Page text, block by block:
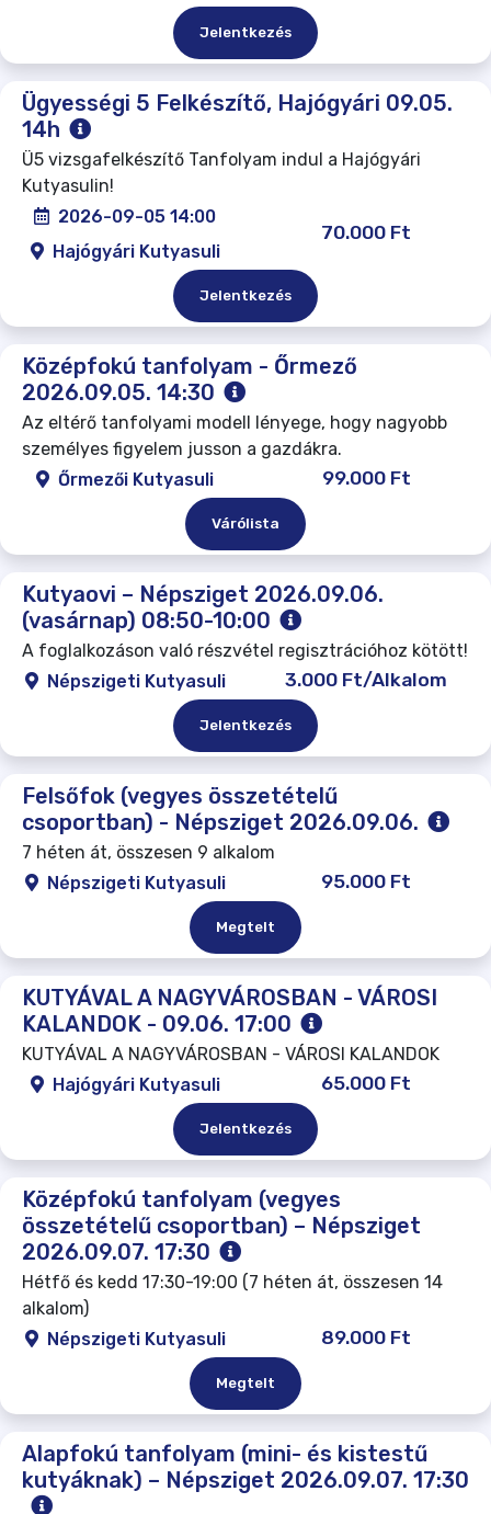
Jelentkezés
Ügyességi 5 Felkészítő, Hajógyári 09.05.
14h
Ü5 vizsgafelkészítő Tanfolyam indul a Hajógyári
Kutyasulin!
2026-09-05 14:00
Hajógyári Kutyasuli
70.000 Ft
Jelentkezés
Középfokú tanfolyam - Őrmező
2026.09.05. 14:30
Az eltérő tanfolyami modell lényege, hogy nagyobb
személyes figyelem jusson a gazdákra.
Őrmezői Kutyasuli
99.000 Ft
Várólista
Kutyaovi – Népsziget 2026.09.06.
(vasárnap) 08:50-10:00
A foglalkozáson való részvétel regisztrációhoz kötött!
Népszigeti Kutyasuli
3.000 Ft/Alkalom
Jelentkezés
Felsőfok (vegyes összetételű
csoportban) - Népsziget 2026.09.06.
7 héten át, összesen 9 alkalom
Népszigeti Kutyasuli
95.000 Ft
Megtelt
KUTYÁVAL A NAGYVÁROSBAN - VÁROSI
KALANDOK - 09.06. 17:00
KUTYÁVAL A NAGYVÁROSBAN - VÁROSI KALANDOK
Hajógyári Kutyasuli
65.000 Ft
Jelentkezés
Középfokú tanfolyam (vegyes
összetételű csoportban) – Népsziget
2026.09.07. 17:30
Hétfő és kedd 17:30-19:00 (7 héten át, összesen 14
alkalom)
Népszigeti Kutyasuli
89.000 Ft
Megtelt
Alapfokú tanfolyam (mini- és kistestű
kutyáknak) – Népsziget 2026.09.07. 17:30